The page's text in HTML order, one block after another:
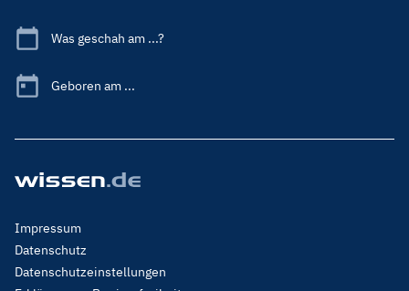
Was geschah am ...?
Geboren am ...
Footer
Menu
Legal
Impressum
Datenschutz
Datenschutzeinstellungen